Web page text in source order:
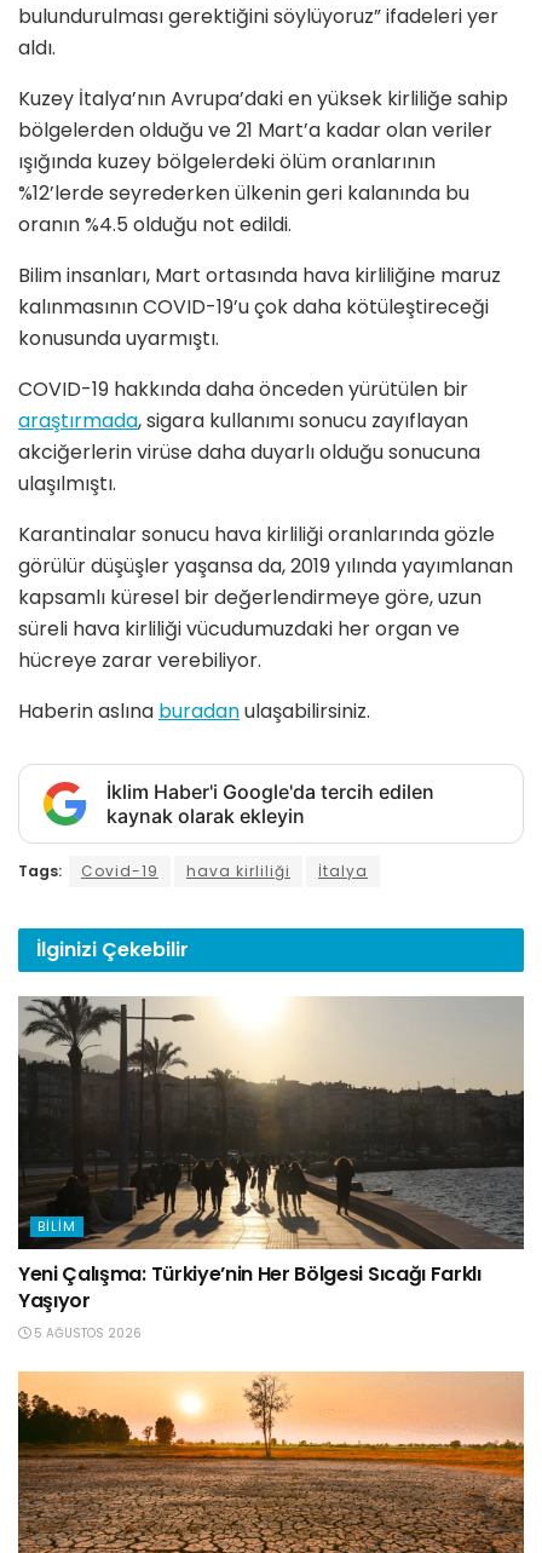
bulundurulması gerektiğini söylüyoruz” ifadeleri yer
aldı.
Kuzey İtalya’nın Avrupa’daki en yüksek kirliliğe sahip
bölgelerden olduğu ve 21 Mart’a kadar olan veriler
ışığında kuzey bölgelerdeki ölüm oranlarının
%12’lerde seyrederken ülkenin geri kalanında bu
oranın %4.5 olduğu not edildi.
Bilim insanları, Mart ortasında hava kirliliğine maruz
kalınmasının COVID-19’u çok daha kötüleştireceği
konusunda uyarmıştı.
COVID-19 hakkında daha önceden yürütülen bir
araştırmada, sigara kullanımı sonucu zayıflayan
akciğerlerin virüse daha duyarlı olduğu sonucuna
ulaşılmıştı.
Karantinalar sonucu hava kirliliği oranlarında gözle
görülür düşüşler yaşansa da, 2019 yılında yayımlanan
kapsamlı küresel bir değerlendirmeye göre, uzun
süreli hava kirliliği vücudumuzdaki her organ ve
hücreye zarar verebiliyor.
Haberin aslına buradanulaşabilirsiniz.
İklim Haber'i Google'da tercih edilen
kaynak olarak ekleyin
Tags: Covid-19 hava kirliliği İtalya
İlginizi Çekebilir
BILIM
Yeni Çalışma: Türkiye’nin Her Bölgesi Sıcağı Farklı
Yaşıyor
5 AĞUSTOS 2026